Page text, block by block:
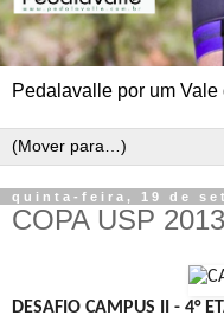
Pedalavalle por um
quinta-feira, 19 de
COPA USP 2013
DESAFIO CAMPUS II - 4°